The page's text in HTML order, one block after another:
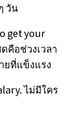
วัน
get your
คือช่วงเวลา
ยที่แข็งแรง
ไม่มีใคร